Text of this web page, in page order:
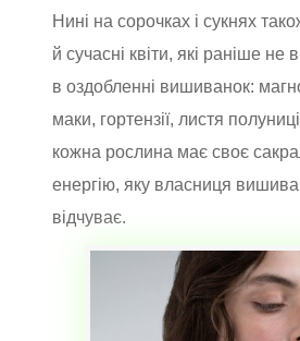
Нині на сорочках і сукнях
й сучасні квіти, які раніше не
в оздобленні вишиванок:
маки, гортензії, листя
кожна рослина має своє
енергію, яку власниця
відчуває.